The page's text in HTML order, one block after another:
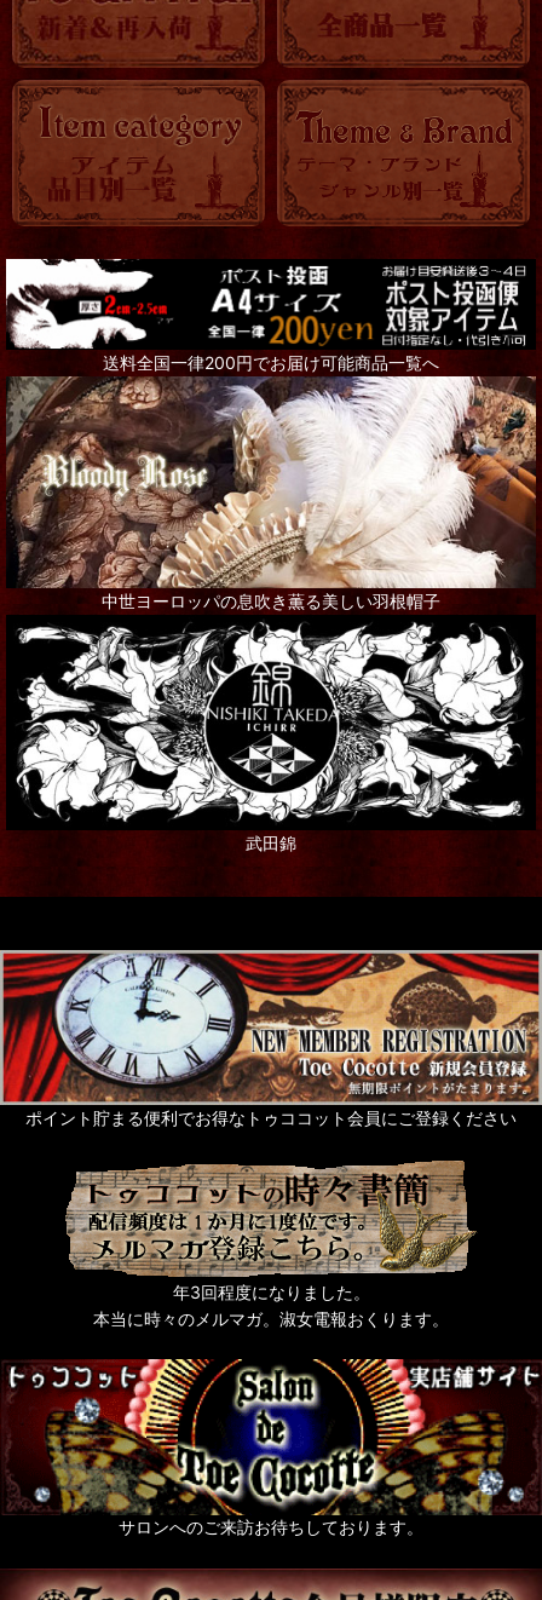
OTHER
KITCHEN
時計
バッグ・ポーチ
トランク・BOX
アクセサリー全て
Steampunk Goggles
リング
ネックレス
ピアス
ブローチ
その他アクセサリー
インテリア
シャンデリア・ランプ
写真・アート・ポスター
本・書籍
ステーショナリー
ギフト
グリーティングカード
Rose de Reficul et Guiggles
サシェ・芳香剤・入浴剤他
タッセル
猫なもの
うさぎなもの
梟ーふくろうー
zoo 色々動物なもの
薔薇なもの。
天使なもの。
ポスト投函便発送OKのお品
送料全国一律200円でお届け可能商品一覧へ
中世ヨーロッパの息吹き薫る美しい羽根帽子
武田錦
ポイント貯まる便利でお得なトゥココット会員にご登録ください
年3回程度になりました。
本当に時々のメルマガ。淑女電報おくります。
サロンへのご来訪お待ちしております。